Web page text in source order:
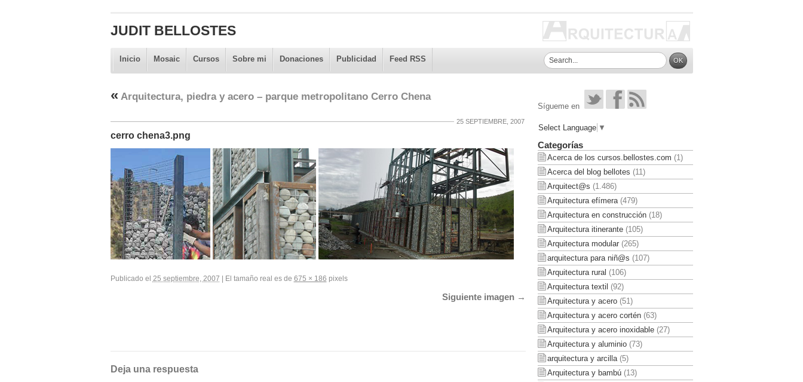
JUDIT BELLOSTES
Inicio Mosaic Cursos Sobre mi Donaciones Publicidad Feed RSS
«Arquitectura, piedra y acero – parque metropolitano Cerro Chena
25 SEPTIEMBRE, 2007
cerro chena3.png
Publicado el 25 septiembre, 2007 | El tamaño real es de 675 × 186 pixels
Siguiente imagen
Deja una respuesta
Sígueme en
Select Language ▼
Categorías
Acerca de los cursos.bellostes.com (1)
Acerca del blog bellotes (11)
Arquitect@s (1.486)
Arquitectura efímera(479)
Arquitectura en construcción(18)
Arquitectura itinerante(105)
Arquitectura modular(265)
arquitectura para niñ@s (107)
Arquitectura rural (106)
Arquitectura textil (92)
Arquitectura y acero(51)
Arquitectura y acero cortén(63)
Arquitectura y acero inoxidable(27)
Arquitectura y aluminio(73)
arquitectura y arcilla(5)
Arquitectura y bambú(13)